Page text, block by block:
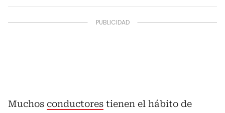
Muchos conductores tienen el hábito de